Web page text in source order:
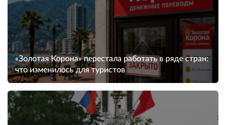
«Золотая Корона» перестала работать в ряде стран:
что изменилось для туристов